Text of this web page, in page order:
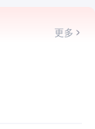
更多